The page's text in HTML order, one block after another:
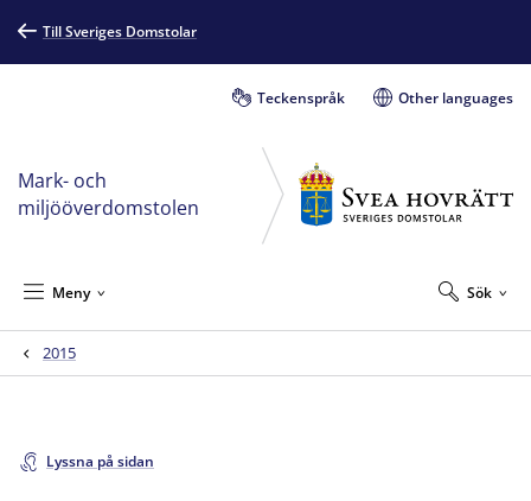
Till Sveriges Domstolar
Teckenspråk Other languages
Mark- och
miljööverdomstolen
Sök
Meny
2015
Lyssna på sidan